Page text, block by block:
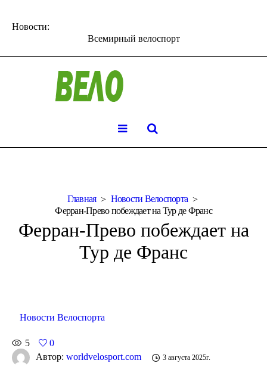
Новости:
Всемирный велоспорт
Главная
Новости Велоспорта
Ферран-Прево побеждает на Тур де Франс
Ферран-Прево побеждает на
Тур де Франс
Новости Велоспорта
5
0
Автор: worldvelosport.com 3 августа 2025г.